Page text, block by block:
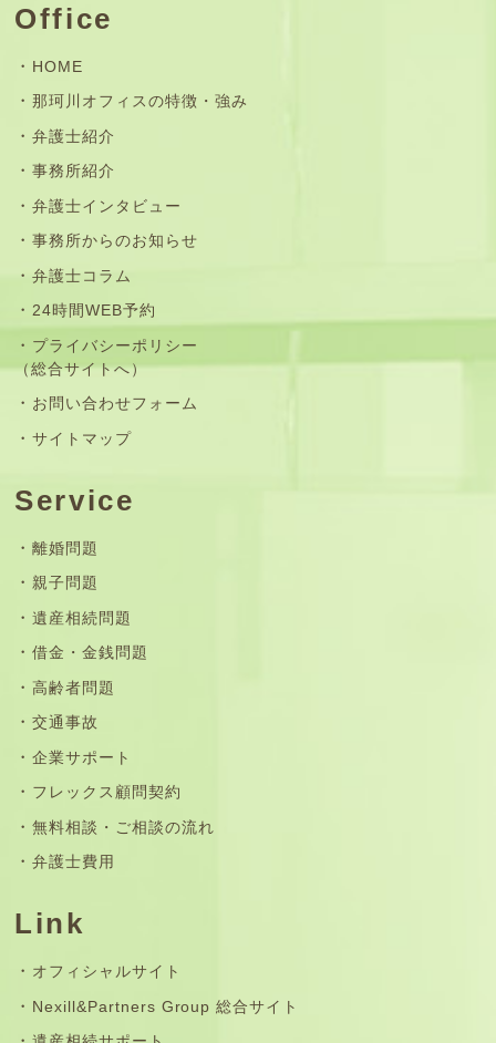
Office
HOME
那珂川オフィスの特徴・強み
弁護士紹介
事務所紹介
弁護士インタビュー
事務所からのお知らせ
弁護士コラム
24時間WEB予約
プライバシーポリシー
（総合サイトへ）
お問い合わせフォーム
サイトマップ
Service
離婚問題
親子問題
遺産相続問題
借金・金銭問題
高齢者問題
交通事故
企業サポート
フレックス顧問契約
無料相談・ご相談の流れ
弁護士費用
Link
オフィシャルサイト
Nexill&Partners Group 総合サイト